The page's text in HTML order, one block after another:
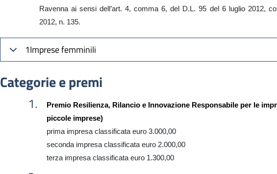
Ravenna ai sensi dell’art. 4, comma 6, del D.L. 95 del 6 luglio 2012,
2012, n. 135.
1Imprese femminili
Categorie e premi
Premio Resilienza, Rilancio e Innovazione Responsabile per le
piccole imprese)
prima impresa classificata euro 3.000,00
seconda impresa classificata euro 2.000,00
terza impresa classificata euro 1.300,00